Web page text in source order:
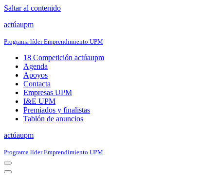
Saltar al contenido
actúaupm
Programa líder Emprendimiento UPM
18 Competición actúaupm
Agenda
Apoyos
Contacta
Empresas UPM
I&E UPM
Premiados y finalistas
Tablón de anuncios
actúaupm
Programa líder Emprendimiento UPM
Menú
de
Menú